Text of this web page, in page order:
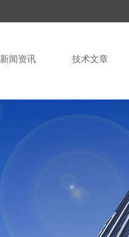
新闻资讯 技术文章